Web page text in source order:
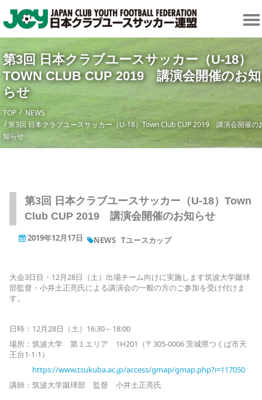
第3回 日本クラブユースサッカー（U-18）
TOWN CLUB CUP 2019 講演会開催のお知
らせ
TOP
NEWS
第3回 日本クラブユースサッカー（U-18）Town Club CUP 2019 講演会開催の
知らせ
第3回 日本クラブユースサッカー（U-18）Town
Club CUP 2019 講演会開催のお知らせ
2019年12月17日 NEWS Tユースカップ
大会3日目・12月28日（土）出場チーム向けに実施します筑波大学蹴球
部監督・小井土正亮氏による講演会の一般の方のご参加を受け付けま
す。
日時：12月28日（土）16:30～18:00
場所：筑波大学 第１エリア 1H201（〒305-0006 茨城県つくば市天
王台1-1-1）
https://www.tsukuba.ac.jp/access/gmap/gmap.php?i=117050
講師：筑波大学蹴球部 監督 小井土正亮氏